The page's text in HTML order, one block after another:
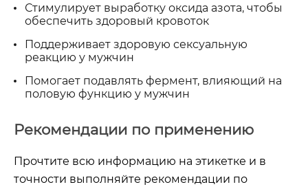
Стимулирует выработку оксида азота, чтобы
обеспечить здоровый кровоток
Поддерживает здоровую сексуальную
реакцию у мужчин
Помогает подавлять фермент, влияющий на
половую функцию у мужчин
Рекомендации по применению
Прочтите всю информацию на этикетке и в
точности выполняйте рекомендации по